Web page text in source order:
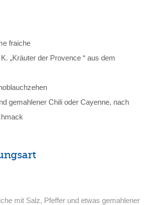
fraiche
„Kräuter der Provence “ aus dem
gemahlener Chili oder Cayenne, nach
mit Salz, Pfeffer und etwas gemahlener